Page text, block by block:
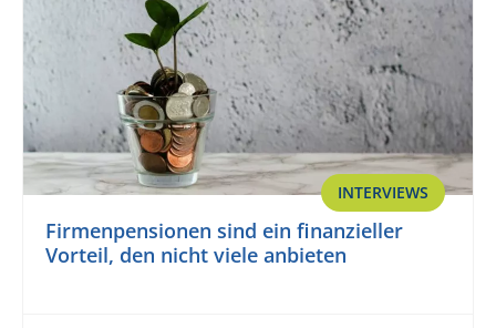
INTERVIEWS
Firmenpensionen sind ein finanzieller
Vorteil, den nicht viele anbieten